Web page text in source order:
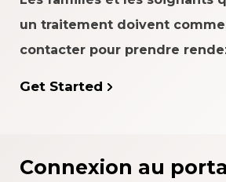
un traitement doivent
contacter pour prendre
Get Started
Connexion au